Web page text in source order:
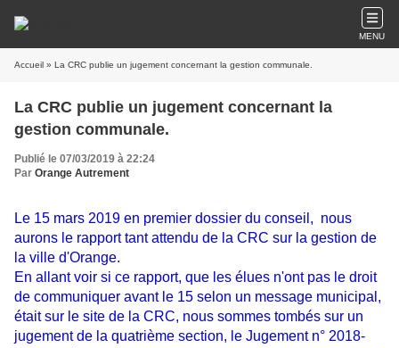
MENU
Accueil » La CRC publie un jugement concernant la gestion communale.
La CRC publie un jugement concernant la
gestion communale.
Publié le 07/03/2019 à 22:24
Par Orange Autrement
Le 15 mars 2019 en premier dossier du conseil, nous
aurons le rapport tant attendu de la CRC sur la gestion de
la ville d'Orange.
En allant voir si ce rapport, que les élues n'ont pas le droit
de communiquer avant le 15 selon un message municipal,
était sur le site de la CRC, nous sommes tombés sur un
jugement de la quatrième section, le Jugement n° 2018-